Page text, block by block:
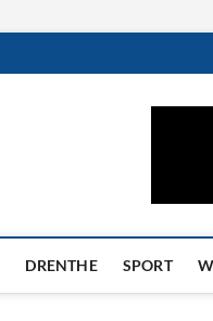
DRENTHE SPORT